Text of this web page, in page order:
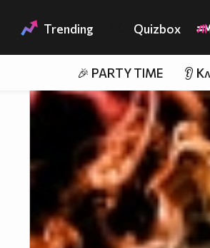
Trending Quizbox
🎉 PARTY TIME 👂